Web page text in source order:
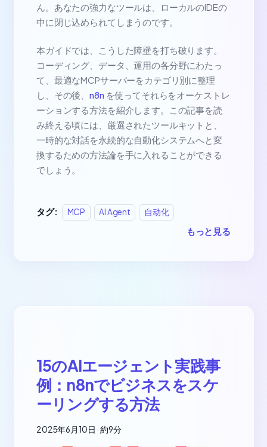
ん。あなたの強力なツールは、ローカルのIDEの
中に閉じ込められてしまうのです。
本ガイドでは、こうした障壁を打ち破ります。
コーディング、データ、運用の各分野にわたっ
て、最適なMCPサーバーをカテゴリ別に整理
し、その後、n8nを使ってそれらをオーケストレ
ーションする方法を紹介します。この記事を読
み終える頃には、厳選されたツールキットと、
一時的な対話を永続的な自動化システムへと変
換するための方法論を手に入れることができる
でしょう。
タグ: MCP AI Agent 自动化
もっと見る
15のAIエージェント実践事
例：n8nでビジネスをスケ
ーリングする方法
2025年6月10日 ·約9分